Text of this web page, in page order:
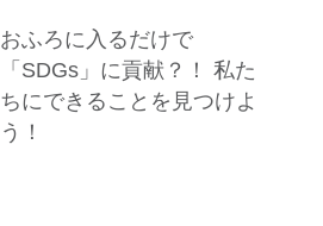
おふろに入るだけで
「SDGs」に貢献？！ 私た
ちにできることを見つけよ
う！